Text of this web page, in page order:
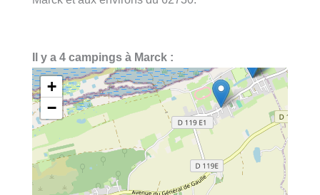
Il y a 4 campings à Marck :
+
−